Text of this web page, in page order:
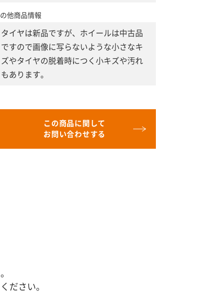
他商品情報
タイヤは新品ですが、ホイールは中古品
ですので画像に写らないような小さなキ
ズやタイヤの脱着時につく小キズや汚れ
もあります。
この商品に関して
お問い合わせする
ださい。